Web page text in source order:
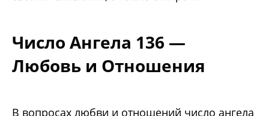
Число Ангела 136 —
Любовь и Отношения
В вопросах любви и отношений число ангела